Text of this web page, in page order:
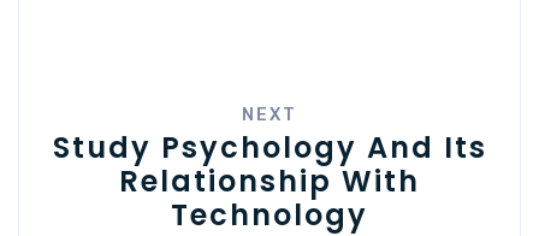
NEXT
Study Psychology And Its
Relationship With
Technology